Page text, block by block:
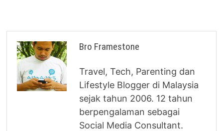
Bro Framestone
Travel, Tech, Parenting dan
Lifestyle Blogger di Malaysia
sejak tahun 2006. 12 tahun
berpengalaman sebagai
Social Media Consultant.